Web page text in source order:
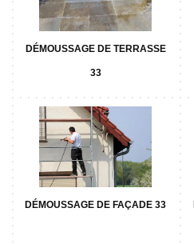
DÉMOUSSAGE DE TERRASSE
33
DÉMOUSSAGE DE FAÇADE 33